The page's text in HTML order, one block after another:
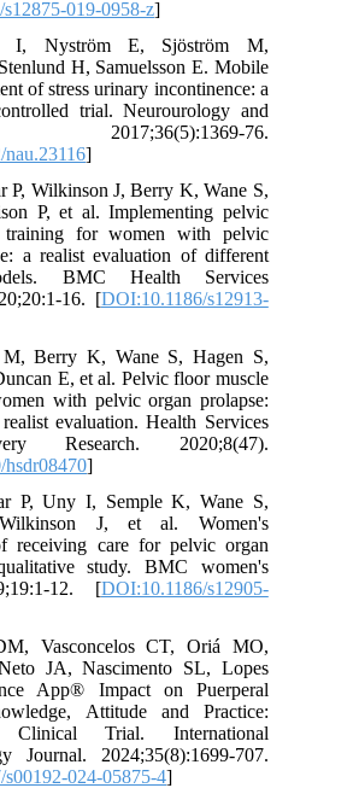
s12875-019-0958-z
I, Nyström E, Sjöström M,
G, Stenlund H, Samuelsson E. Mobile
treatment of stress urinary incontinence: a
controlled trial. Neurourology and
2017;36(5):1369-76.
nau.23116
P, Wilkinson J, Berry K, Wane S,
Aitchison P, et al. Implementing pelvic
training for women with pelvic
prolapse: a realist evaluation of different
models. BMC Health Services
2020;20:1-16. [DOI:10.1186/s12913-
8
M, Berry K, Wane S, Hagen S,
D, Duncan E, et al. Pelvic floor muscle
for women with pelvic organ prolapse:
realist evaluation. Health Services
Delivery Research. 2020;8(47).
hsdr08470
P, Uny I, Semple K, Wane S,
S, Wilkinson J, et al. Women's
of receiving care for pelvic organ
a qualitative study. BMC women's
2019;19:1-12. [DOI:10.1186/s12905-
2
DM, Vasconcelos CT, Oriá MO,
Neto JA, Nascimento SL, Lopes
App® Impact on Puerperal
Knowledge, Attitude and Practice:
Clinical Trial. International
Journal. 2024;35(8):1699-707.
s00192-024-05875-4